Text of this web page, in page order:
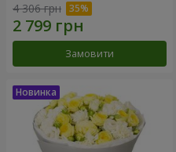
4 306 грн
Замовити